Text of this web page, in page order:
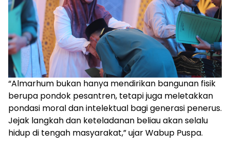
“Almarhum bukan hanya mendirikan bangunan fisik
berupa pondok pesantren, tetapi juga meletakkan
pondasi moral dan intelektual bagi generasi penerus.
Jejak langkah dan keteladanan beliau akan selalu
hidup di tengah masyarakat,” ujar Wabup Puspa.